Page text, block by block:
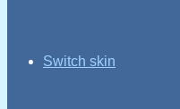
Switch skin